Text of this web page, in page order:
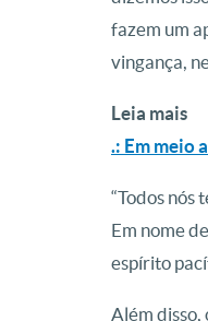
fazem um
vingança,
Leia mais
.: Em meio
“Todos nós
Em nome
espírito
Além disso,